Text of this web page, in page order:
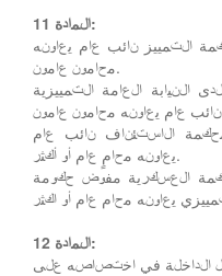
المادة 11:
التمييز نائب عام يعاونه
محامون عامون.
النيابة العامة التمييزية
عامون.
الاستئناف نائب عام
يعاونه محامٍ عام أو أكثر.
العسكرية مفوض حكومة
المادة 12:
الداخلة في اختصاصه على